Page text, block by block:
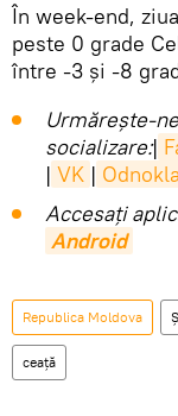
În week-end,
peste 0 grade
între -3 și -8
Urmărește-
socializare:|
| VK |
Accesaţi
Android
Republica Moldova
ceață